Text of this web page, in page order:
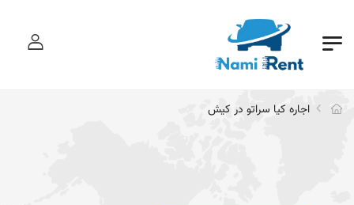
ورود
اجاره کیا سراتو در کیش